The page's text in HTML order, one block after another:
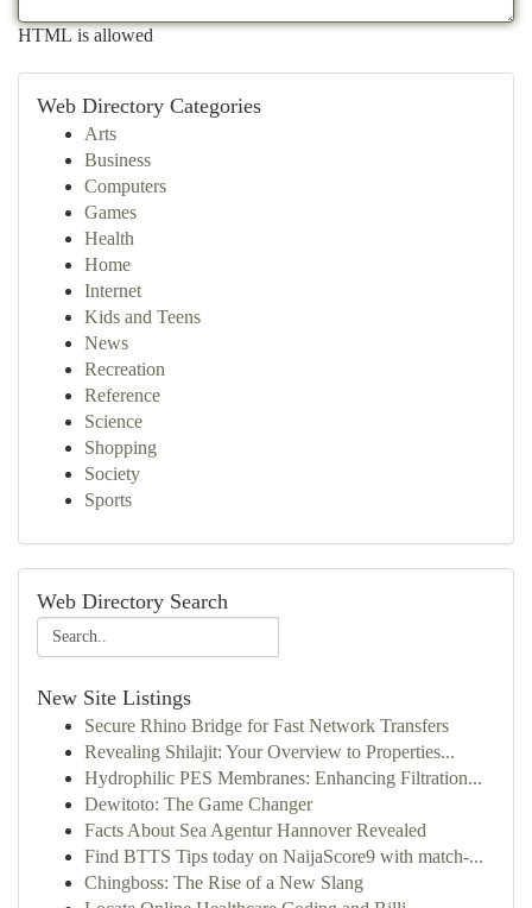
HTML is allowed
Web Directory Categories
Arts
Business
Computers
Games
Health
Home
Internet
Kids and Teens
News
Recreation
Reference
Science
Shopping
Society
Sports
Web Directory Search
New Site Listings
Secure Rhino Bridge for Fast Network Transfers
Revealing Shilajit: Your Overview to Properties...
Hydrophilic PES Membranes: Enhancing Filtration...
Dewitoto: The Game Changer
Facts About Sea Agentur Hannover Revealed
Find BTTS Tips today on NaijaScore9 with match-...
Chingboss: The Rise of a New Slang